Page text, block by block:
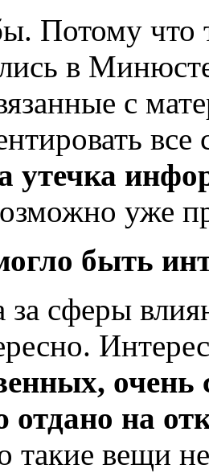
Потому что
в
с
утечка
уже
быть
за сферы
отдано на
такие вещи